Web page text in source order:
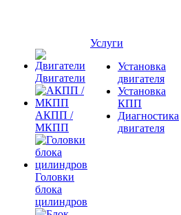
Двигатели
АКПП /
МКПП
Головки
блока
цилиндров
Услуги
Установка
двигателя
Установка
КПП
Диагностика
двигателя